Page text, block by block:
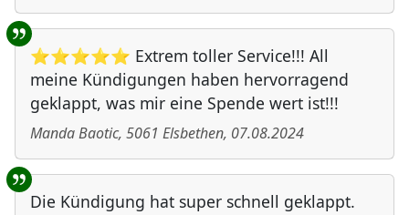
⭐⭐⭐⭐⭐ Extrem toller Service!!! All
meine Kündigungen haben hervorragend
geklappt, was mir eine Spende wert ist!!!
Manda Baotic, 5061 Elsbethen, 07.08.2024
Die Kündigung hat super schnell geklappt.